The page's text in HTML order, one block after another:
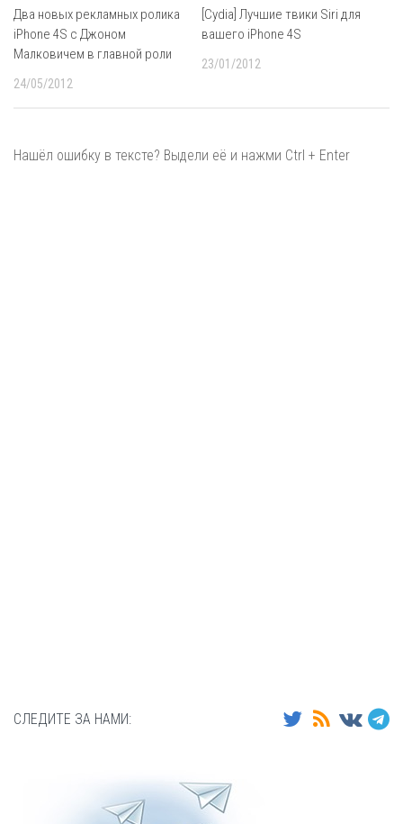
Два новых рекламных ролика
iPhone 4S с Джоном
Малковичем в главной роли
24/05/2012
[Cydia] Лучшие твики Siri для
вашего iPhone 4S
23/01/2012
Нашёл ошибку в тексте? Выдели её и нажми Ctrl + Enter
СЛЕДИТЕ ЗА НАМИ: